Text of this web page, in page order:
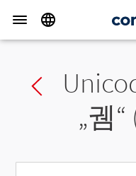
Previous char
„궴